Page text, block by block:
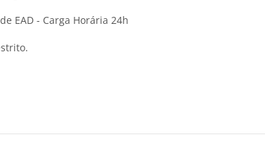
EAD - Carga Horária 24h